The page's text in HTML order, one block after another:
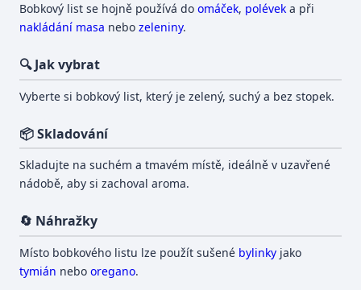
Bobkový list se hojně používá doomáček, polévek a při
nakládání masa nebozeleniny.
🔍 Jak vybrat
Vyberte si bobkový list, který je zelený, suchý a bez stopek.
📦 Skladování
Skladujte na suchém a tmavém místě, ideálně v uzavřené
nádobě, aby si zachoval aroma.
🔄 Náhražky
Místo bobkového listu lze použít sušené bylinky jako
tymián nebooregano.